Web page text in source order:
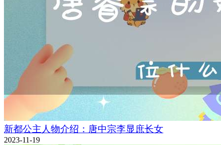
新都公主人物介绍：唐中宗李显庶长女
2023-11-19